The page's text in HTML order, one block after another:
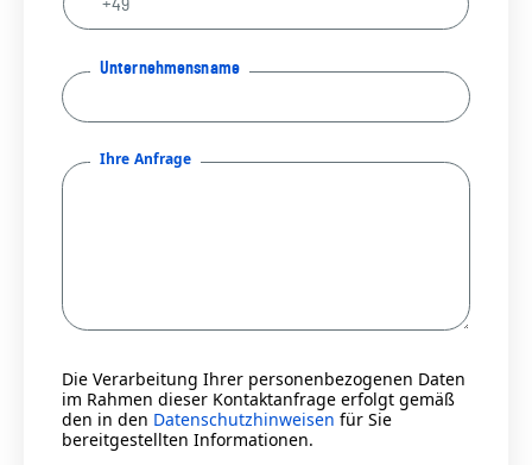
Unternehmensname
Ihre Anfrage
Die Verarbeitung Ihrer personenbezogenen Daten
im Rahmen dieser Kontaktanfrage erfolgt gemäß
den in den Datenschutzhinweisen für Sie
bereitgestellten Informationen.